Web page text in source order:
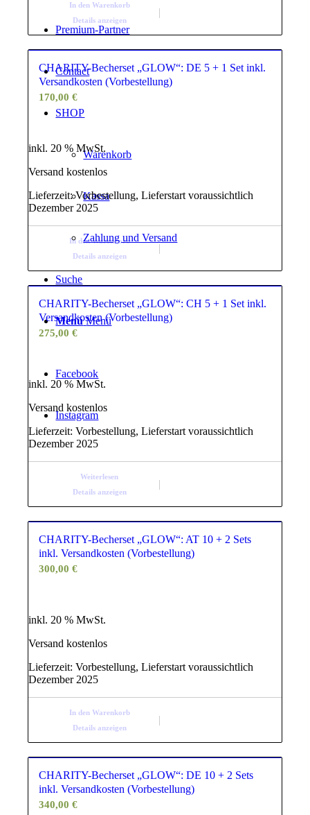
Premium-Partner
Contact
SHOP
Warenkorb
Kassa
Zahlung und Versand
Suche
Menü Menü
Facebook
Instagram
In den Warenkorb
Details anzeigen
CHARITY-Becherset „GLOW“: DE 5 + 1 Set inkl.
Versandkosten (Vorbestellung)
170,00€
inkl. 20 % MwSt.
Versand kostenlos
Lieferzeit:Vorbestellung, Lieferstart voraussichtlich
Dezember 2025
In den Warenkorb
Details anzeigen
CHARITY-Becherset „GLOW“: CH 5 + 1 Set inkl.
Versandkosten (Vorbestellung)
275,00€
inkl. 20 % MwSt.
Versand kostenlos
Lieferzeit:Vorbestellung, Lieferstart voraussichtlich
Dezember 2025
Weiterlesen
Details anzeigen
CHARITY-Becherset „GLOW“: AT 10 + 2 Sets
inkl. Versandkosten (Vorbestellung)
300,00€
inkl. 20 % MwSt.
Versand kostenlos
Lieferzeit:Vorbestellung, Lieferstart voraussichtlich
Dezember 2025
In den Warenkorb
Details anzeigen
CHARITY-Becherset „GLOW“: DE 10 + 2 Sets
inkl. Versandkosten (Vorbestellung)
340,00€